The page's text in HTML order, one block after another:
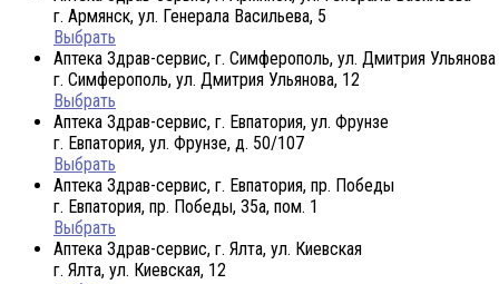
г. Армянск, ул. Генерала Васильева, 5
Выбрать
Аптека Здрав-сервис, г. Симферополь, ул. Дмитрия Ульянова
г. Симферополь, ул. Дмитрия Ульянова, 12
Выбрать
Аптека Здрав-сервис, г. Евпатория, ул. Фрунзе
г. Евпатория, ул. Фрунзе, д. 50/107
Выбрать
Аптека Здрав-сервис, г. Евпатория, пр. Победы
г. Евпатория, пр. Победы, 35а, пом. 1
Выбрать
Аптека Здрав-сервис, г. Ялта, ул. Киевская
г. Ялта, ул. Киевская, 12